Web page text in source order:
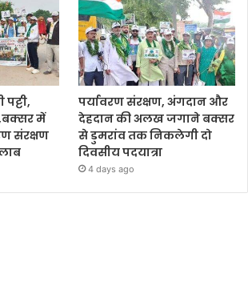
में
संरक्षण
पर्यावरण संरक्षण, अंगदान और
देहदान की अलख जगाने बक्सर
से डुमरांव तक निकलेगी दो
दिवसीय पदयात्रा
4 days ago